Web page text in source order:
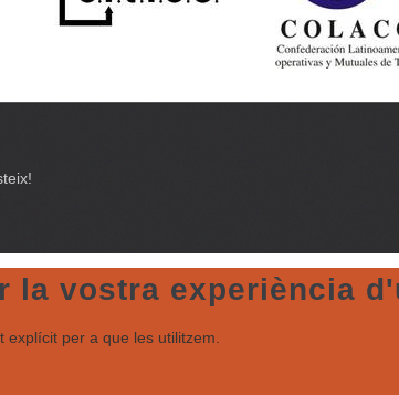
la vostra experiència
per a que les utilitzem.